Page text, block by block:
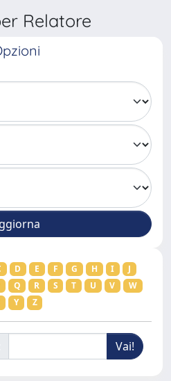
Relatore
D E F G H I
J
Q R S T U V
W
Y Z